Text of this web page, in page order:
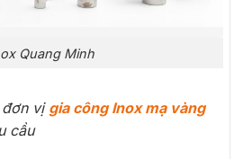
Quang Minh
đơn vị gia công Inox mạ vàng
cầu